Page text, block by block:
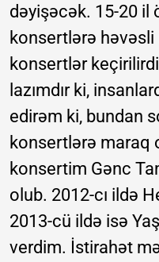
dəyişəcək. 15-20 il
konsertlərə
konsertlər
lazımdır ki,
edirəm ki, bundan
konsertlərə maraq
konsertim Gənc
olub. 2012-cı ildə
2013-cü ildə isə
verdim. İstirahət